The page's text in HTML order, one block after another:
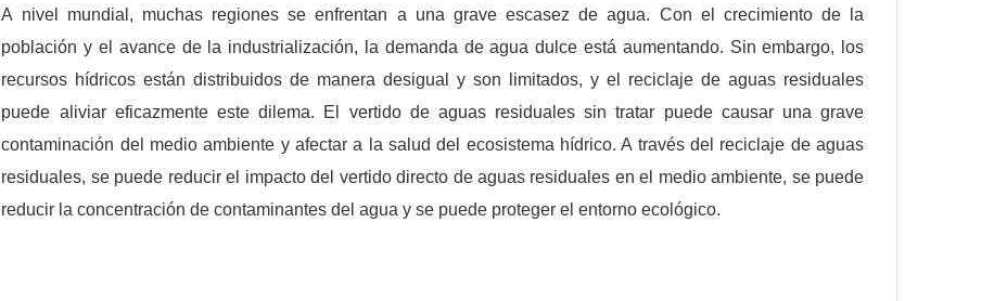
A nivel mundial, muchas regiones se enfrentan a una grave escasez de agua. Con el crecimiento de la
población y el avance de la industrialización, la demanda de agua dulce está aumentando. Sin embargo, los
recursos hídricos están distribuidos de manera desigual y son limitados, y el reciclaje de aguas residuales
puede aliviar eficazmente este dilema. El vertido de aguas residuales sin tratar puede causar una grave
contaminación del medio ambiente y afectar a la salud del ecosistema hídrico. A través del reciclaje de aguas
residuales, se puede reducir el impacto del vertido directo de aguas residuales en el medio ambiente, se puede
reducir la concentración de contaminantes del agua y se puede proteger el entorno ecológico.